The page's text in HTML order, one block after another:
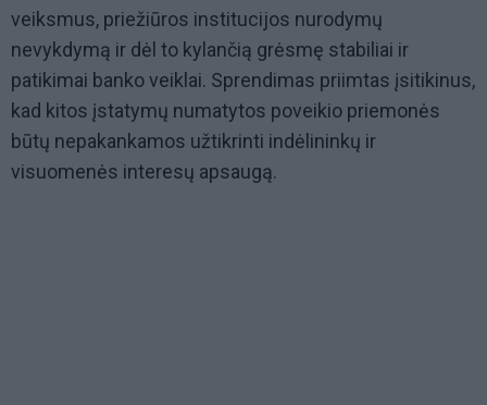
veiksmus, priežiūros institucijos nurodymų
nevykdymą ir dėl to kylančią grėsmę stabiliai ir
patikimai banko veiklai. Sprendimas priimtas įsitikinus,
kad kitos įstatymų numatytos poveikio priemonės
būtų nepakankamos užtikrinti indėlininkų ir
visuomenės interesų apsaugą.